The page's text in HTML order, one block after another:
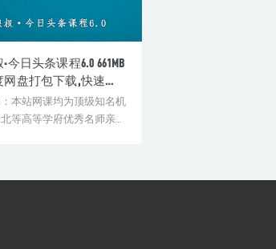
日头条课程6.0 661MB
网盘打包下载,快速引
入每月轻松过万
本站网课均为顶级知名机
等高等学府优秀名师亲授